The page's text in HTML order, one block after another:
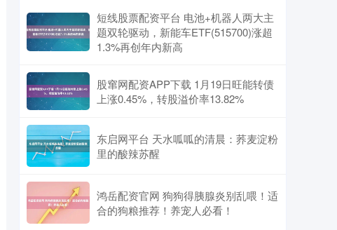
短线股票配资平台 电池+机器人两大主
题双轮驱动，新能车ETF(515700)涨超
1.3%再创年内新高
股窜网配资APP下载 1月19日旺能转债
上涨0.45%，转股溢价率13.82%
东启网平台 天水呱呱的清晨：荞麦淀粉
里的酸辣苏醒
鸿岳配资官网 狗狗得胰腺炎别乱喂！适
合的狗粮推荐！养宠人必看！